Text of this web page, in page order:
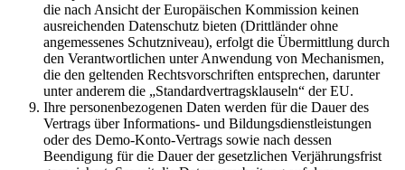
die nach Ansicht der Europäischen Kommission keinen
ausreichenden Datenschutz bieten (Drittländer ohne
angemessenes Schutzniveau), erfolgt die Übermittlung durch
den Verantwortlichen unter Anwendung von Mechanismen,
die den geltenden Rechtsvorschriften entsprechen, darunter
unter anderem die „Standardvertragsklauseln“ der EU.
Ihre personenbezogenen Daten werden für die Dauer des
Vertrags über Informations- und Bildungsdienstleistungen
oder des Demo-Konto-Vertrags sowie nach dessen
Beendigung für die Dauer der gesetzlichen Verjährungsfrist